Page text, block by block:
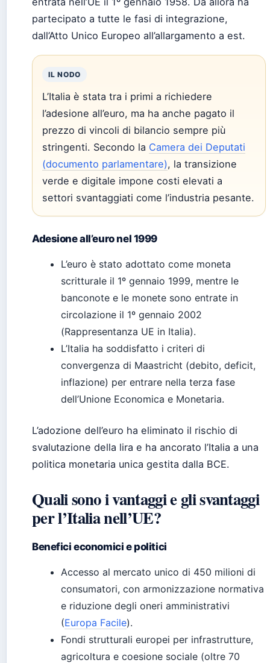
partecipato a tutte le fasi di integrazione,
dall’Atto Unico Europeo all’allargamento a est.
IL NODO
L’Italia è stata tra i primi a richiedere
l’adesione all’euro, ma ha anche pagato il
prezzo di vincoli di bilancio sempre più
stringenti. Secondo la Camera dei Deputati
(documento parlamentare), la transizione
verde e digitale impone costi elevati a
settori svantaggiati come l’industria pesante.
Adesione all’euro nel 1999
L’euro è stato adottato come moneta
scritturale il 1º gennaio 1999, mentre le
banconote e le monete sono entrate in
circolazione il 1º gennaio 2002
(Rappresentanza UE in Italia).
L’Italia ha soddisfatto i criteri di
convergenza di Maastricht (debito, deficit,
inflazione) per entrare nella terza fase
dell’Unione Economica e Monetaria.
L’adozione dell’euro ha eliminato il rischio di
svalutazione della lira e ha ancorato l’Italia a una
politica monetaria unica gestita dalla BCE.
Quali sono i vantaggi e gli svantaggi
per l’Italia nell’UE?
Benefici economici e politici
Accesso al mercato unico di 450 milioni di
consumatori, con armonizzazione normativa
e riduzione degli oneri amministrativi
(Europa Facile).
Fondi strutturali europei per infrastrutture,
agricoltura e coesione sociale (oltre 70